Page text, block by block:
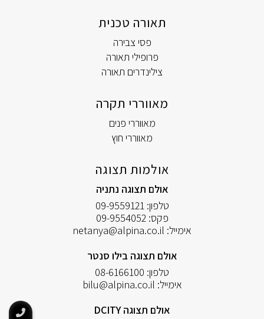
תאורה טכנית
פסי צבירה
פרופילי תאורה
צילינדרים תאורה
מאווררי תקרה
מאווררי פנים
מאווררי חוץ
אולמות תצוגה
אולם תצוגה נתניה
טלפון: 09-9559121
פקס: 09-9554052
אימייל: netanya@alpina.co.il
אולם תצוגה בילו סנטר
טלפון: 08-6166100
אימייל: bilu@alpina.co.il
אולם תצוגה DCITY